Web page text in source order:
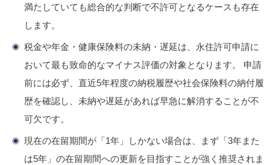
満たしていても総合的な判断で不許可となるケースも存在
します。
税金や年金・健康保険料の未納・遅延は、永住許可申請に
おいて最も致命的なマイナス評価の対象となります。
申請
前には必ず、直近5年程度の納税履歴や社会保険料の納付履
歴を確認し、未納や遅延があれば早急に解消することが不
可欠です。
現在の在留期間が「1年」しかない場合は、まず「3年また
は5年」の在留期間への更新を目指すことが強く推奨されま